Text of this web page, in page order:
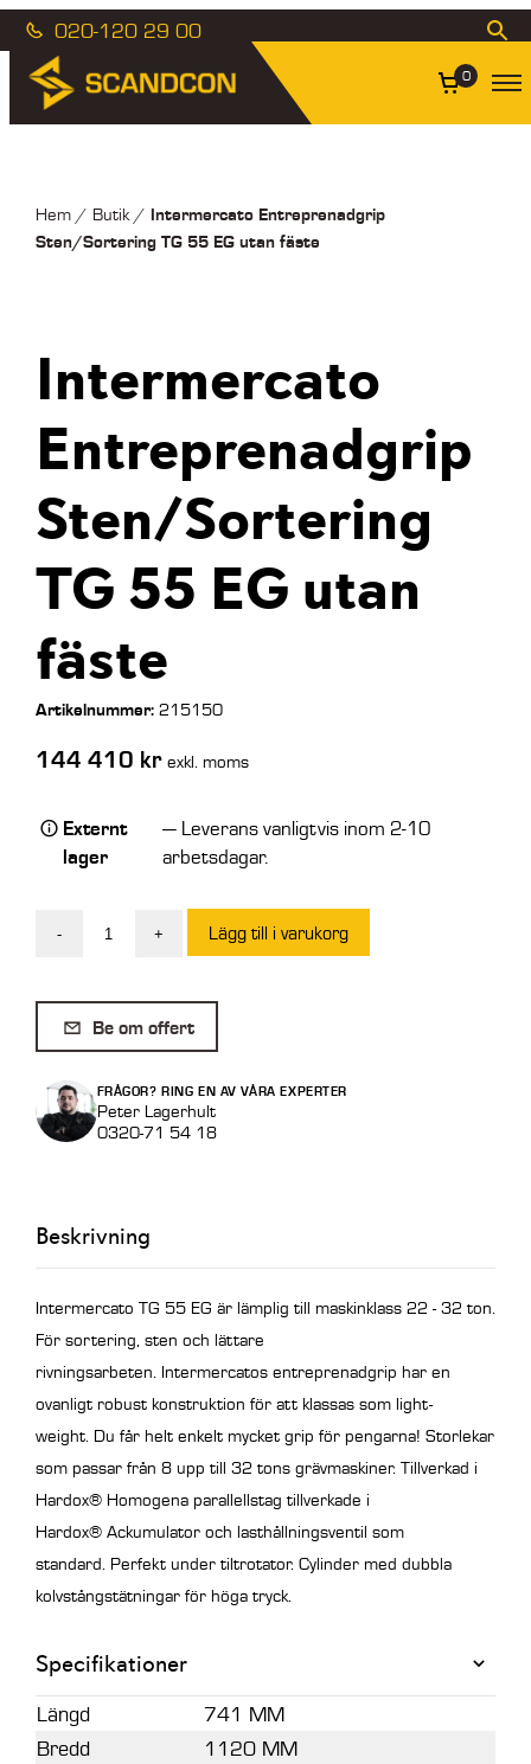
020-120 29 00
0
Hem/ Butik/ Intermercato Entreprenadgrip
Sten/Sortering TG 55 EG utan fäste
Intermercato
Entreprenadgrip
Sten/Sortering
TG 55 EG utan
fäste
Artikelnummer:215150
144 410 kr exkl. moms
Externt
lager
— Leverans vanligtvis inom 2-10
arbetsdagar.
-
Intermercato
Sten/Sortering
TG
EG
utan
+ Lägg till i varukorg
Be om offert
FRÅGOR? RING EN AV VÅRA EXPERTER
Peter Lagerhult
0320-71 54 18
Beskrivning
Intermercato TG 55 EG är lämplig till maskinklass 22 - 32 ton.
För sortering, sten och lättare
rivningsarbeten. Intermercatos entreprenadgrip har en
ovanligt robust konstruktion för att klassas som light-
weight. Du får helt enkelt mycket grip för pengarna! Storlekar
som passar från 8 upp till 32 tons grävmaskiner. Tillverkad i
Hardox® Homogena parallellstag tillverkade i
Hardox® Ackumulator och lasthållningsventil som
standard. Perfekt under tiltrotator. Cylinder med dubbla
kolvstångstätningar för höga tryck.
Specifikationer
Längd
741 MM
Bredd
1120 MM